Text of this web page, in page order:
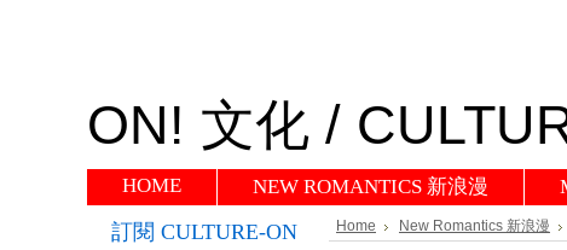
ON! 文化 /
HOME NEW ROMANTICS 新浪漫
訂閱 CULTURE-ON Home New Romantics 新浪漫